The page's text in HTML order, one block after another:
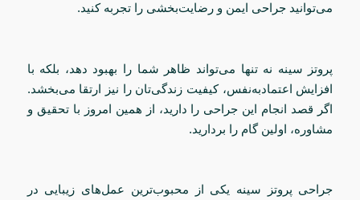
می‌توانید جراحی ایمن و رضایت‌بخشی را تجربه کنید.
پروتز سینه نه تنها می‌تواند ظاهر شما را بهبود دهد، بلکه با
افزایش اعتمادبه‌نفس، کیفیت زندگی‌تان را نیز ارتقا می‌بخشد.
اگر قصد انجام این جراحی را دارید، از همین امروز با تحقیق و
مشاوره، اولین گام را بردارید.
جراحی پروتز سینه یکی از محبوب‌ترین عمل‌های زیبایی در